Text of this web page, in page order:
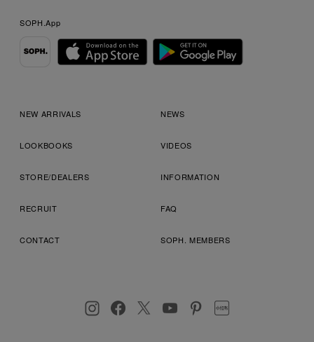
SOPH.App
NEW ARRIVALS NEWS
LOOKBOOKS VIDEOS
STORE/DEALERS INFORMATION
RECRUIT FAQ
CONTACT SOPH. MEMBERS